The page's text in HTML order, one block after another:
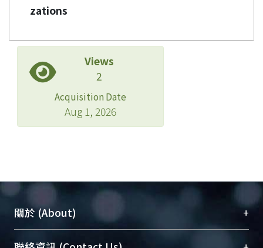
zations
Views
2
Acquisition Date
Aug 1, 2026
關於 (About) +